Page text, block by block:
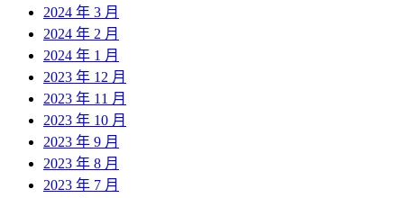
2024 年 3 月
2024 年 2 月
2024 年 1 月
2023 年 12 月
2023 年 11 月
2023 年 10 月
2023 年 9 月
2023 年 8 月
2023 年 7 月